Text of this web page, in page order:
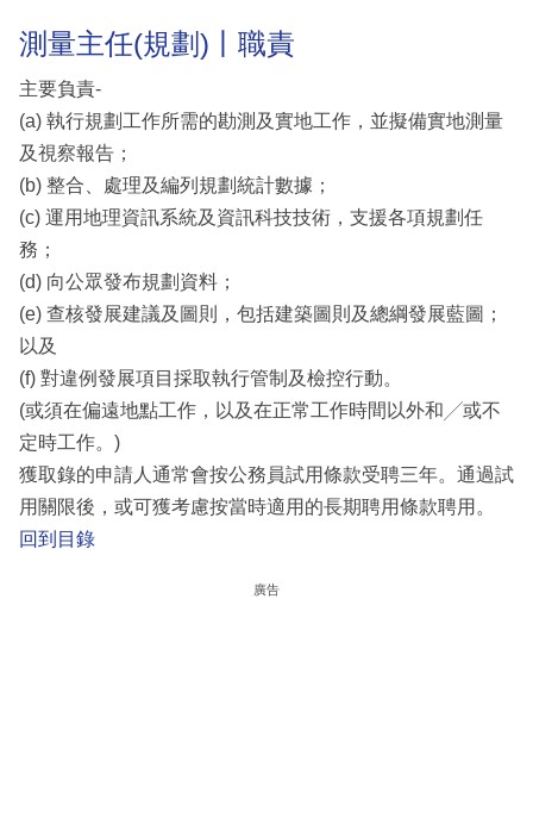
測量主任(規劃)丨職責
主要負責-
(a) 執行規劃工作所需的勘測及實地工作，並擬備實地測量
及視察報告；
(b) 整合、處理及編列規劃統計數據；
(c) 運用地理資訊系統及資訊科技技術，支援各項規劃任
務；
(d) 向公眾發布規劃資料；
(e) 查核發展建議及圖則，包括建築圖則及總綱發展藍圖；
以及
(f) 對違例發展項目採取執行管制及檢控行動。
(或須在偏遠地點工作，以及在正常工作時間以外和╱或不
定時工作。)
獲取錄的申請人通常會按公務員試用條款受聘三年。通過試
用關限後，或可獲考慮按當時適用的長期聘用條款聘用。
回到目錄
廣告